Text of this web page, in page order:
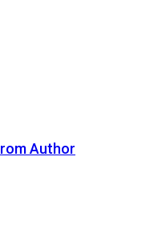
Author